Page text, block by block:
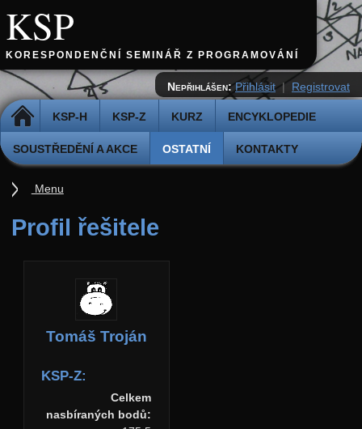
KSP
KORESPONDENČNÍ SEMINÁŘ Z PROGRAMOVÁNÍ
DOMŮ KSP-H KSP-Z KURZ ENCYKLOPEDIE
SOUSTŘEDĚNÍ A AKCE OSTATNÍ KONTAKTY
Nepřihlášen: Přihlásit | Registrovat
Profil řešitele
Tomáš Troján
KSP-Z:
Celkem
nasbíraných bodů:
Menu